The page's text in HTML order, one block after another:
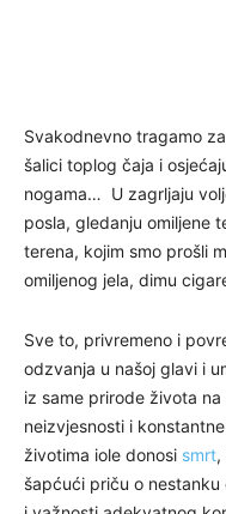
Svakodnevno tragamo
šalici toplog čaja i
nogama… U zagrljaju
posla, gledanju omiljene
terena, kojim smo prošli
omiljenog jela, dimu
Sve to, privremeno i
odzvanja u našoj glavi i
iz same prirode života
neizvjesnosti i
životima iole donosi smrt,
šapćući priču o